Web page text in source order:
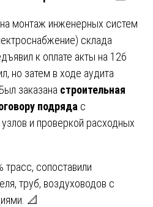
монтаж инженерных систем
склада
к оплате акты на 126
но затем в ходе аудита
заказана строительная
подряда с
и проверкой расходных
трасс, сопоставили
труб, воздуховодов с
📐